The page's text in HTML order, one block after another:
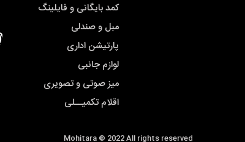
کمد بایگانی و فایلینگ
مبل و صندلی
پارتیشن اداری
لوازم جانبی
میز صوتی و تصویری
اقلام تکمیــلی
Mohitara © 2022 All rights reserved